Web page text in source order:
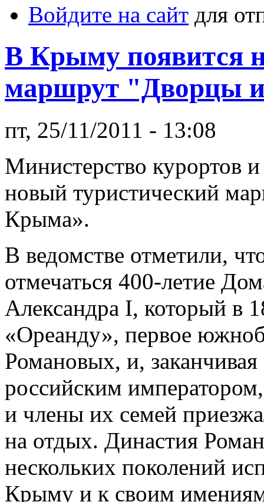
Войдите на сайт для
В Крыму появится
маршрут "Дворцы
пт, 25/11/2011 - 13:08
Министерство курортов
новый туристический
Крыма».
В ведомстве отметили,
отмечаться 400-летие
Александра I, который в
«Ореанду», первое
Романовых, и,
российским
и члены их семей
на отдых. Династия
нескольких поколений
Крыму и к своим